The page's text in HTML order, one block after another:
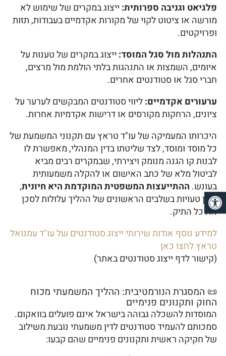
פלגיאט וגניבה ספרותית: ייצוג במקרים של שימוש לא
מורשה או ציטוט לקוי של מקורות אקדמיים בעבודות, תזות
ופרויקטים.
התנהלות מול סגל המוסד: ייצוג במקרים של טענות על
איומים, השמצות או התנהגות בלתי הולמת מול מרצים,
חברי סגל או סטודנטים אחרים.
ערעורים אקדמיים:ליווי סטודנטים המבקשים לערער על
ציונים, הרחקות מקורסים או דרישות אקדמיות אחרות.
היכרותו המעמיקה של עו"ד טראץ עם תקנוני המשמעת של
כל מוסד ומוסד, לצד שליטתו בדין המנהלי, מאפשרת לו
לבנות קו הגנה מנומק ויצירתי, שבמקרים רבים מביא
לביטול מלא של כתב האישום או להקלה משמעותית
בעונש. ההתייעצות המשפטית המוקדמת היא חיונית,
שכן טעויות בשלבים הראשונים של ההליך עלולות לסכן
את כל התיק.
למידע נוסף אודות שירותי ייצוג סטודנטים של עו"ד עמנואל
טראץ לחצו כאן
(קישור לדף ייצוג סטודנטים באתר)
📜 המסגרת הנורמטיבית: ההליך המשמעתי מכוח
החוק ותקנונים פנימיים
המוסדות להשכלה גבוהה בישראל אינם פועלים בוואקום.
סמכותם להעמיד סטודנטים לדין משמעתי נובעת משילוב
של חקיקה ראשית ותקנונים פנימיים שהם קבעו:
פתח סרגל נגישות